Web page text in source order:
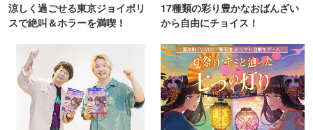
涼しく過ごせる東京ジョイポリ
スで絶叫＆ホラーを満喫！
17種類の彩り豊かなおばんざい
から自由にチョイス！